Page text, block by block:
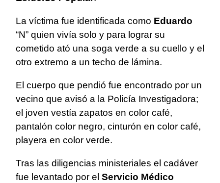
La víctima fue identificada como Eduardo
“N” quien vivía solo y para lograr su
cometido ató una soga verde a su cuello y el
otro extremo a un techo de lámina.
El cuerpo que pendió fue encontrado por un
vecino que avisó a la Policía Investigadora;
el joven vestía zapatos en color café,
pantalón color negro, cinturón en color café,
playera en color verde.
Tras las diligencias ministeriales el cadáver
fue levantado por el Servicio Médico